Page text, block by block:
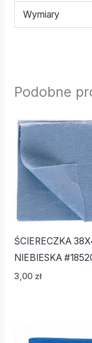
Wymiary
Podobne
ŚCIERECZKA
NIEBIESKA
3,00 zł